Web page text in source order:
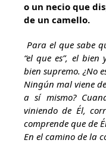
o un necio que
de un camello.
Para el que sabe
“el que es”, el bien
bien supremo. ¿No
Ningún mal viene
a sí mismo?
viniendo de Él,
comprende que de
En el camino de la